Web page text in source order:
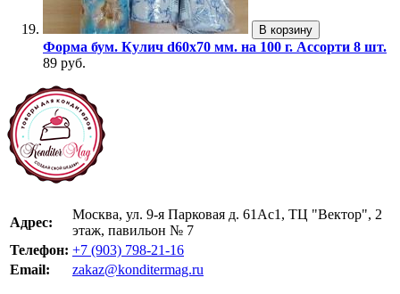
В корзину
Форма бум. Кулич d60х70 мм. на 100 г. Ассорти 8 шт.
89 руб.
Адрес:
Москва, ул. 9-я Парковая д. 61Ас1, ТЦ "Вектор", 2
этаж, павильон № 7
Телефон: +7 (903) 798-21-16
Email:
zakaz@konditermag.ru